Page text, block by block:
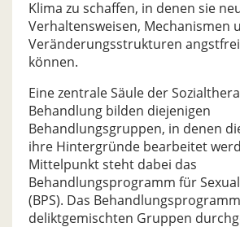
Klima zu schaffen, in denen sie
Verhaltensweisen, Mechanismen
Veränderungsstrukturen
können.
Eine zentrale Säule der
Behandlung bilden diejenigen
Behandlungsgruppen, in denen
ihre Hintergründe bearbeitet
Mittelpunkt steht dabei das
Behandlungsprogramm für
(BPS). Das
deliktgemischten Gruppen